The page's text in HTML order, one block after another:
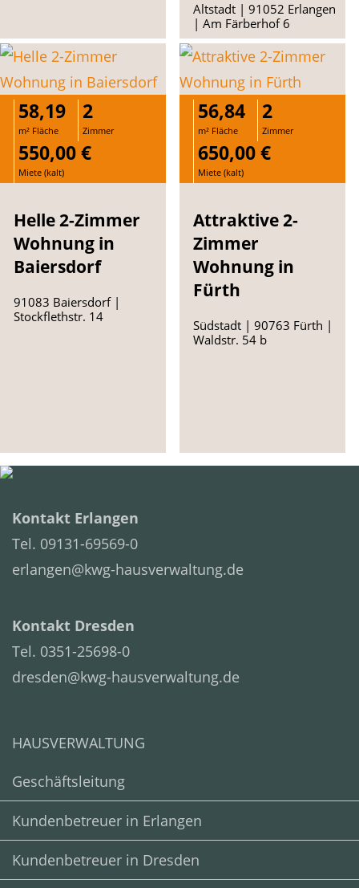
Altstadt | 91052 Erlangen
| Am Färberhof 6
58,19
m² Fläche
2
Zimmer
550,00 €
Miete (kalt)
Helle 2-Zimmer
Wohnung in
Baiersdorf
91083 Baiersdorf |
Stockflethstr. 14
56,84
m² Fläche
2
Zimmer
650,00 €
Miete (kalt)
Attraktive 2-
Zimmer
Wohnung in
Fürth
Südstadt | 90763 Fürth |
Waldstr. 54 b
Kontakt Erlangen
Tel. 09131-69569-0
erlangen@kwg-hausverwaltung.de
Kontakt Dresden
Tel. 0351-25698-0
dresden@kwg-hausverwaltung.de
HAUSVERWALTUNG
Geschäftsleitung
Kundenbetreuer in Erlangen
Kundenbetreuer in Dresden